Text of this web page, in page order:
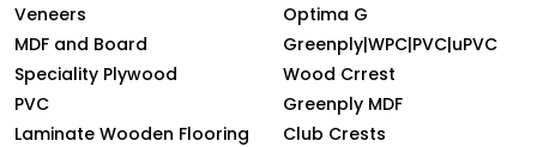
Veneers
MDF and Board
Speciality Plywood
PVC
Laminate Wooden Flooring
Optima G
Greenply|WPC|PVC|uPVC
Wood Crrest
Greenply MDF
Club Crests